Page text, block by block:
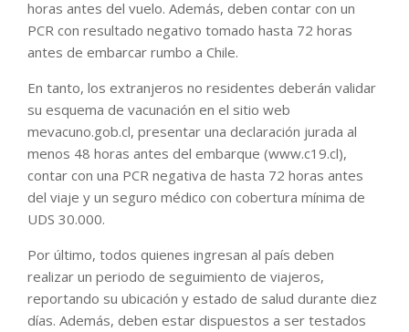
horas antes del vuelo. Además, deben contar con un
PCR con resultado negativo tomado hasta 72 horas
antes de embarcar rumbo a Chile.
En tanto, los extranjeros no residentes deberán validar
su esquema de vacunación en el sitio web
mevacuno.gob.cl, presentar una declaración jurada al
menos 48 horas antes del embarque (www.c19.cl),
contar con una PCR negativa de hasta 72 horas antes
del viaje y un seguro médico con cobertura mínima de
UDS 30.000.
Por último, todos quienes ingresan al país deben
realizar un periodo de seguimiento de viajeros,
reportando su ubicación y estado de salud durante diez
días. Además, deben estar dispuestos a ser testados